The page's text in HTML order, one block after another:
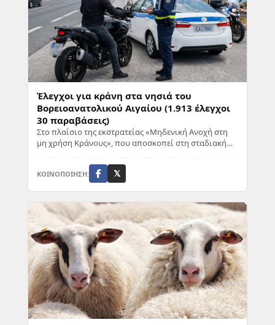
Έλεγχοι για κράνη στα νησιά του
Βορειοανατολικού Αιγαίου (1.913 έλεγχοι
30 παραβάσεις)
Στο πλαίσιο της εκστρατείας «Μηδενική Ανοχή στη
μη χρήση Κράνους», που αποσκοπεί στη σταδιακή
ΚΟΙΝΟΠΟΙΗΣΗ: 𝕏